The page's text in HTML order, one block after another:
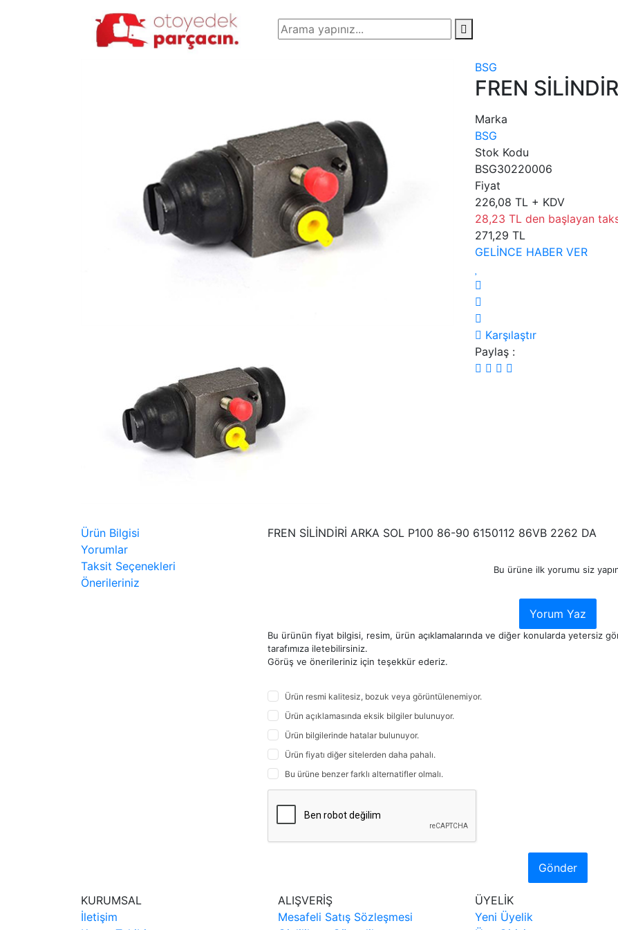
BSG
FREN
Marka
BSG
Stok Kodu
BSG30220006
Fiyat
226,08 TL + KDV
28,23 TL den başlayan
271,29 TL
GELİNCE HABER VER
Karşılaştır
Paylaş :
Ürün Bilgisi
Yorumlar
Taksit Seçenekleri
Önerileriniz
FREN SİLİNDİRİ ARKA SOL P100 86-90 6150112 86VB 2262 DA
Bu ürüne ilk yorumu siz
Yorum Yaz
Bu ürünün fiyat bilgisi, resim, ürün açıklamalarında ve diğer konularda yetersiz
tarafımıza iletebilirsiniz.
Görüş ve önerileriniz için teşekkür ederiz.
Ürün resmi kalitesiz, bozuk veya görüntülenemiyor.
Ürün açıklamasında eksik bilgiler bulunuyor.
Ürün bilgilerinde hatalar bulunuyor.
Ürün fiyatı diğer sitelerden daha pahalı.
Bu ürüne benzer farklı alternatifler olmalı.
Gönder
KURUMSAL
İletişim
ALIŞVERİŞ
Mesafeli Satış Sözleşmesi
ÜYELİK
Yeni Üyelik